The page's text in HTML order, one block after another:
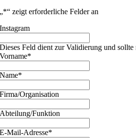
„*“ zeigt erforderliche Felder an
Instagram
Dieses Feld dient zur Validierung und
Vorname*
Name*
Firma/Organisation
Abteilung/Funktion
E-Mail-Adresse*